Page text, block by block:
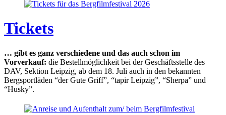
Tickets
… gibt es ganz verschiedene und das auch schon im
Vorverkauf: die Bestellmöglichkeit bei der Geschäftsstelle des
DAV, Sektion Leipzig, ab dem 18. Juli auch in den bekannten
Bergsportläden “der Gute Griff”, “tapir Leipzig”, “Sherpa” und
“Husky”.